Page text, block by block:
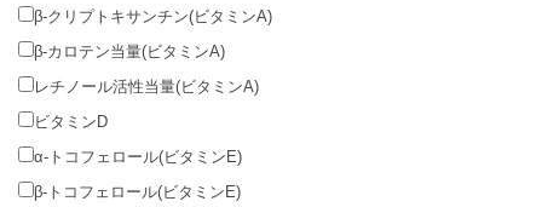
β-クリプトキサンチン(ビタミンA)
β-カロテン当量(ビタミンA)
レチノール活性当量(ビタミンA)
ビタミンD
α-トコフェロール(ビタミンE)
β-トコフェロール(ビタミンE)